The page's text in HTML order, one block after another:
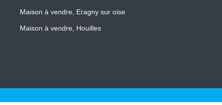
Maison à vendre, Eragny sur oise
Maison à vendre, Houilles